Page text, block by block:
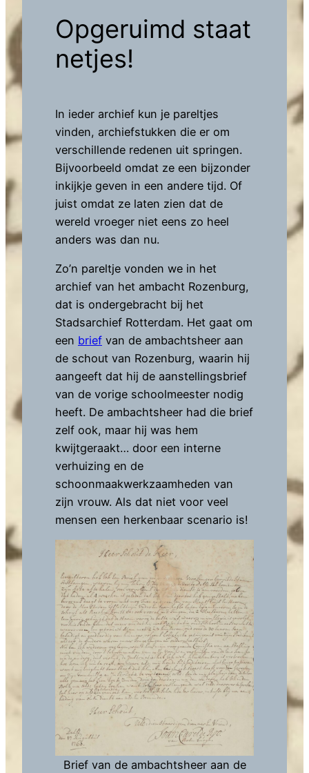
Opgeruimd staat
netjes!
In ieder archief kun je pareltjes
vinden, archiefstukken die er om
verschillende redenen uit springen.
Bijvoorbeeld omdat ze een bijzonder
inkijkje geven in een andere tijd. Of
juist omdat ze laten zien dat de
wereld vroeger niet eens zo heel
anders was dan nu.
Zo’n pareltje vonden we in het
archief van het ambacht Rozenburg,
dat is ondergebracht bij het
Stadsarchief Rotterdam. Het gaat om
een brief van de ambachtsheer aan
de schout van Rozenburg, waarin hij
aangeeft dat hij de aanstellingsbrief
van de vorige schoolmeester nodig
heeft. De ambachtsheer had die brief
zelf ook, maar hij was hem
kwijtgeraakt… door een interne
verhuizing en de
schoonmaakwerkzaamheden van
zijn vrouw. Als dat niet voor veel
mensen een herkenbaar scenario is!
Brief van de ambachtsheer aan de